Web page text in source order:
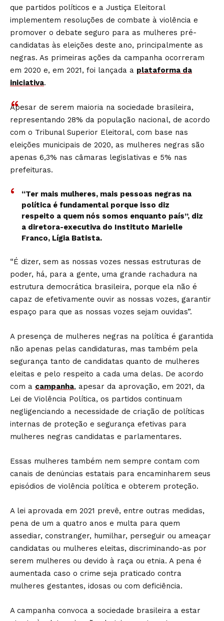
que partidos políticos e a Justiça Eleitoral
implementem resoluções de combate à violência e
promover o debate seguro para as mulheres pré-
candidatas às eleições deste ano, principalmente as
negras. As primeiras ações da campanha ocorreram
em 2020 e, em 2021, foi lançada a plataforma da
iniciativa.
Apesar de serem maioria na sociedade brasileira,
representando 28% da população nacional, de acordo
com o Tribunal Superior Eleitoral, com base nas
eleições municipais de 2020, as mulheres negras são
apenas 6,3% nas câmaras legislativas e 5% nas
prefeituras.
“Ter mais mulheres, mais pessoas negras na
política é fundamental porque isso diz
respeito a quem nós somos enquanto país”, diz
a diretora-executiva do Instituto Marielle
Franco, Lígia Batista.
“É dizer, sem as nossas vozes nessas estruturas de
poder, há, para a gente, uma grande rachadura na
estrutura democrática brasileira, porque ela não é
capaz de efetivamente ouvir as nossas vozes, garantir
espaço para que as nossas vozes sejam ouvidas”.
A presença de mulheres negras na política é garantida
não apenas pelas candidaturas, mas também pela
segurança tanto de candidatas quanto de mulheres
eleitas e pelo respeito a cada uma delas. De acordo
com a campanha, apesar da aprovação, em 2021, da
Lei de Violência Política, os partidos continuam
negligenciando a necessidade de criação de políticas
internas de proteção e segurança efetivas para
mulheres negras candidatas e parlamentares.
Essas mulheres também nem sempre contam com
canais de denúncias estatais para encaminharem seus
episódios de violência política e obterem proteção.
A lei aprovada em 2021 prevê, entre outras medidas,
pena de um a quatro anos e multa para quem
assediar, constranger, humilhar, perseguir ou ameaçar
candidatas ou mulheres eleitas, discriminando-as por
serem mulheres ou devido à raça ou etnia. A pena é
aumentada caso o crime seja praticado contra
mulheres gestantes, idosas ou com deficiência.
A campanha convoca a sociedade brasileira a estar